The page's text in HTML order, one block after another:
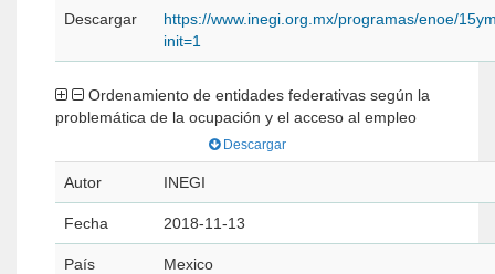
Descargar
https://www.inegi.org.mx/programas/enoe/
init=1
problemática de la ocupación y el acceso al empleo
Descargar
Autor INEGI
Fecha 2018-11-13
País Mexico